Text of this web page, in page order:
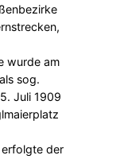
wurde am
sog.
Juli 1909
erfolgte der